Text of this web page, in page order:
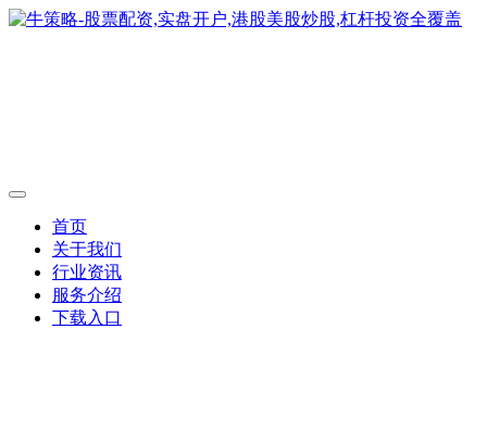
首页
关于我们
行业资讯
服务介绍
下载入口